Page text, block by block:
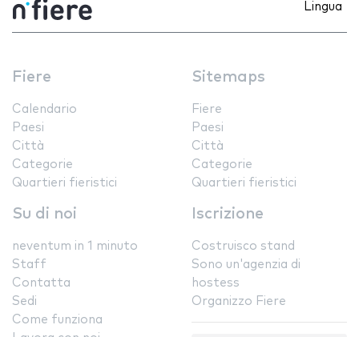
Lingua
Fiere
Calendario
Paesi
Città
Categorie
Quartieri fieristici
Sitemaps
Fiere
Paesi
Città
Categorie
Quartieri fieristici
Su di noi
neventum in 1 minuto
Staff
Contatta
Sedi
Come funziona
Iscrizione
Costruisco stand
Sono un'agenzia di
hostess
Organizzo Fiere